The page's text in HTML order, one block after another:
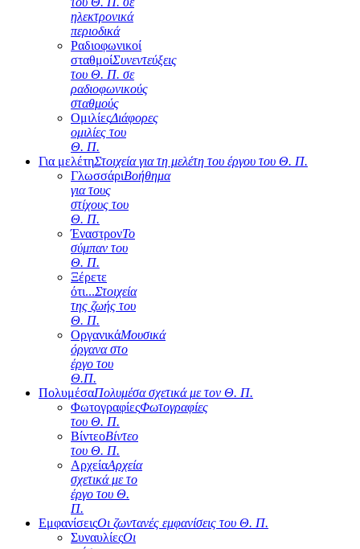
ηλεκτρονικά
περιοδικά
Ραδιοφωνικοί
σταθμοίΣυνεντεύξεις
του Θ. Π. σε
ραδιοφωνικούς
σταθμούς
ΟμιλίεςΔιάφορες
ομιλίες του
Θ. Π.
Για μελέτηΣτοιχεία για τη μελέτη του έργου του Θ. Π.
ΓλωσσάριΒοήθημα
για τους
στίχους του
Θ. Π.
ΈναστρονΤο
σύμπαν του
Θ. Π.
Ξέρετε
ότι...Στοιχεία
της ζωής του
Θ. Π.
ΟργανικάΜουσικά
όργανα στο
έργο του
Θ.Π.
ΠολυμέσαΠολυμέσα σχετικά με τον Θ. Π.
ΦωτογραφίεςΦωτογραφίες
του Θ. Π.
ΒίντεοΒίντεο
του Θ. Π.
ΑρχείαΑρχεία
σχετικά με το
έργο του Θ.
Π.
ΕμφανίσειςΟι ζωντανές εμφανίσεις του Θ. Π.
ΣυναυλίεςΟι